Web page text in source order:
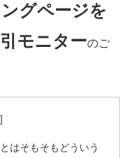
グページを
モニターのご
はそもそもどういう